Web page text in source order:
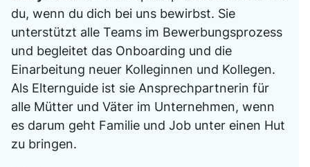
du, wenn du dich bei uns bewirbst. Sie
unterstützt alle Teams im Bewerbungsprozess
und begleitet das Onboarding und die
Einarbeitung neuer Kolleginnen und Kollegen.
Als Elternguide ist sie Ansprechpartnerin für
alle Mütter und Väter im Unternehmen, wenn
es darum geht Familie und Job unter einen Hut
zu bringen.